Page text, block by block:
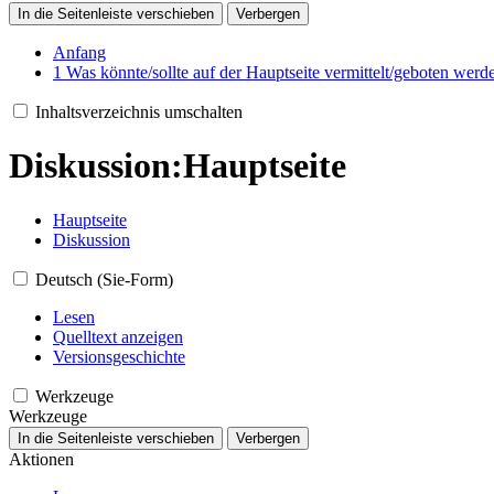
In die Seitenleiste verschieben Verbergen
Anfang
1 Was könnte/sollte auf der Hauptseite vermittelt/geboten
Inhaltsverzeichnis umschalten
Diskussion:Hauptseite
Hauptseite
Diskussion
Deutsch (Sie-Form)
Lesen
Quelltext anzeigen
Versionsgeschichte
Werkzeuge
Werkzeuge
In die Seitenleiste verschieben Verbergen
Aktionen